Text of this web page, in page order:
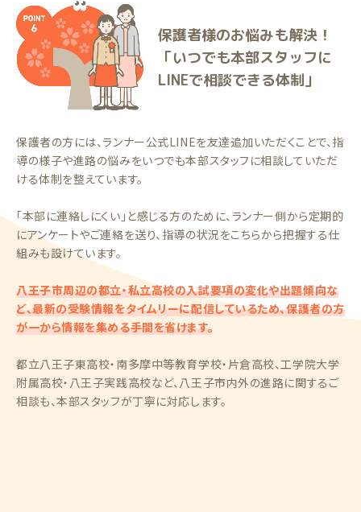
保護者様のお悩みも解決！
「いつでも本部スタッフに
LINEで相談できる体制」
保護者の方には、ランナー公式LINEを友達追加いただくことで、指
導の様子や進路の悩みをいつでも本部スタッフに相談していただ
ける体制を整えています。
「本部に連絡しにくい」と感じる方のために、ランナー側から定期的
にアンケートやご連絡を送り、指導の状況をこちらから把握する仕
組みも設けています。
八王子市周辺の都立・私立高校の入試要項の変化や出題傾向な
ど、最新の受験情報をタイムリーに配信しているため、保護者の方
が一から情報を集める手間を省けます。
都立八王子東高校・南多摩中等教育学校・片倉高校、工学院大学
附属高校・八王子実践高校など、八王子市内外の進路に関するご
相談も、本部スタッフが丁寧に対応します。